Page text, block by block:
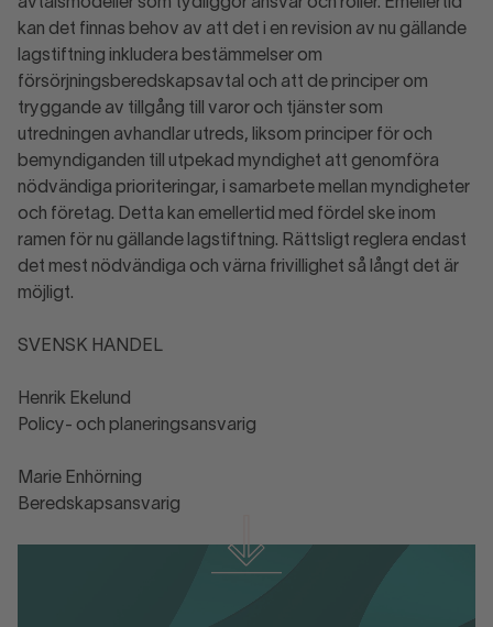
avtalsmodeller som tydliggör ansvar och roller. Emellertid
kan det finnas behov av att det i en revision av nu gällande
lagstiftning inkludera bestämmelser om
försörjningsberedskapsavtal och att de principer om
tryggande av tillgång till varor och tjänster som
utredningen avhandlar utreds, liksom principer för och
bemyndiganden till utpekad myndighet att genomföra
nödvändiga prioriteringar, i samarbete mellan myndigheter
och företag. Detta kan emellertid med fördel ske inom
ramen för nu gällande lagstiftning. Rättsligt reglera endast
det mest nödvändiga och värna frivillighet så långt det är
möjligt.
SVENSK HANDEL
Henrik Ekelund
Policy- och planeringsansvarig
Marie Enhörning
Beredskapsansvarig